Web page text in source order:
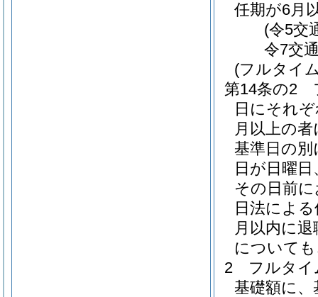
任期が6月
(令5交
令7交
(フルタイ
第14条の2
日にそれ
月以上の
基準日の
日が日曜
その日前
日法によ
月以内に
について
2
フルタイ
基礎額に